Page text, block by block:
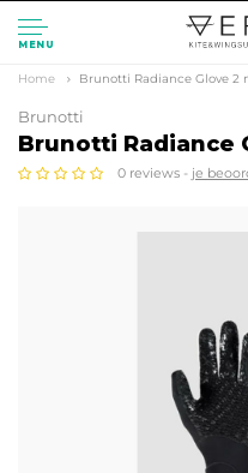
MENU
Home Brunotti Radiance Glove 2
Brunotti
Brunotti Radiance
0 reviews - je